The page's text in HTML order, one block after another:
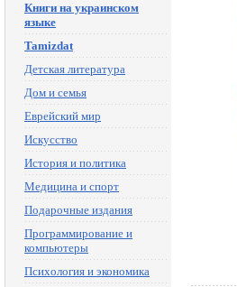
Книги на украинском
языке
Tamizdat
Детская литература
Дом и семья
Еврейский мир
Искусство
История и политика
Медицина и спорт
Подарочные издания
Программирование и
компьютеры
Психология и экономика